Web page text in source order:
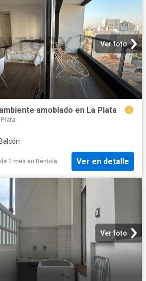
Ver foto
amoblado en La Plata
1 mes en Rentola Ver en detalle
Ver foto